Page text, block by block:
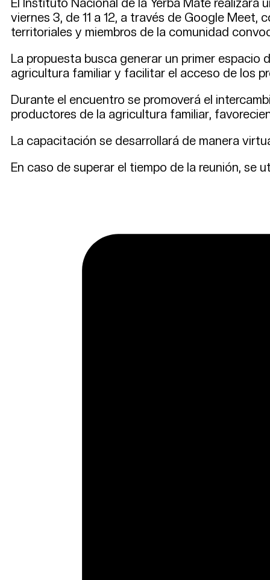
El Instituto Nacional de la Yerba Mate
viernes 3, de 11 a 12, a través de Google
territoriales y miembros de la comunidad
La propuesta busca generar un primer espacio
agricultura familiar y facilitar el acceso de los
Durante el encuentro se promoverá el
productores de la agricultura familiar,
La capacitación se desarrollará de manera
En caso de superar el tiempo de la reunión, se